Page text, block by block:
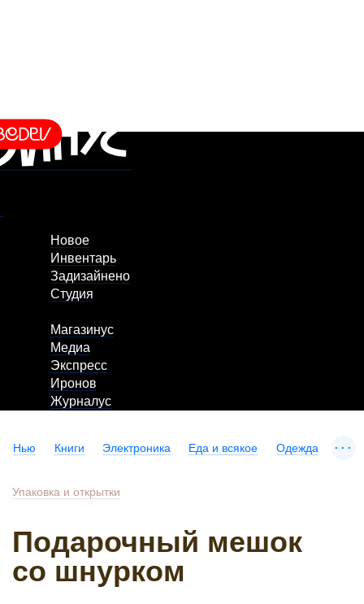
Новое
Инвентарь
Задизайнено
Студия
Магазинус
Медиа
Экспресс
Иронов
Журналус
Нью Книги Электроника Еда и всякое Одежда ...
Упаковка и открытки
Подарочный мешок
со шнурком